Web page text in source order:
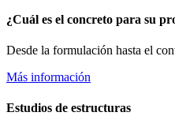
¿Cuál es el concreto para su
Desde la formulación hasta el
Más información
Estudios de estructuras